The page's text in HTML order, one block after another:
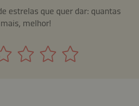
estrelas que quer dar: quantas
mais, melhor!